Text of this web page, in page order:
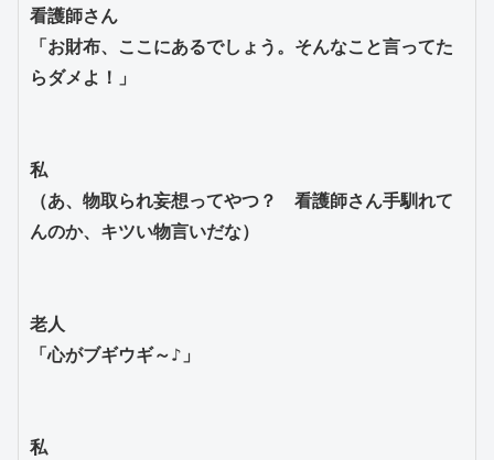
看護師さん
「お財布、ここにあるでしょう。そんなこと言ってた
らダメよ！」
私
（あ、物取られ妄想ってやつ？　看護師さん手馴れて
んのか、キツい物言いだな）
老人
「心がブギウギ～♪」
私